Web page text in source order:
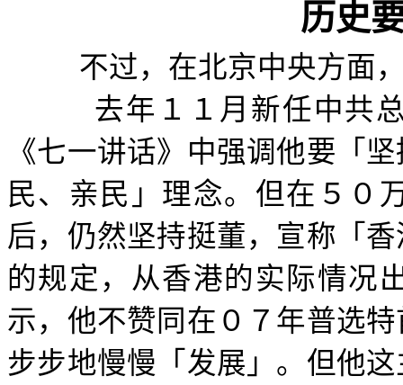
历史
不过，在北京中央方面
去年１１月新任中共
《七一讲话》中强调他要「
民、亲民」理念。但在５０
后，仍然坚持挺董，宣称「
的规定，从香港的实际情况
示，他不赞同在０７年普选
步步地慢慢「发展」。但他